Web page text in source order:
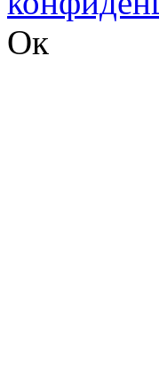
Ок